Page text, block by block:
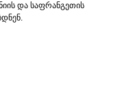
და საფრანგეთის